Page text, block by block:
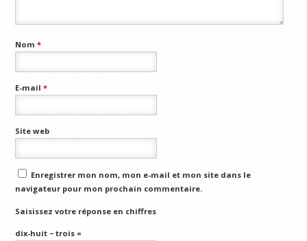
Nom*
E-mail*
Site web
Enregistrer mon nom, mon e-mail et mon site dans le
navigateur pour mon prochain commentaire.
Saisissez votre réponse en chiffres
dix-huit − trois =